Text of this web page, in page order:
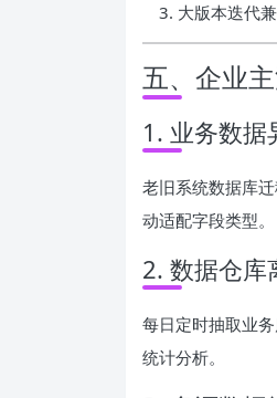
大版本迭代
五、企业
1. 业务数据
老旧系统数据库
动适配字段类型。
2. 数据仓库
每日定时抽取业
统计分析。